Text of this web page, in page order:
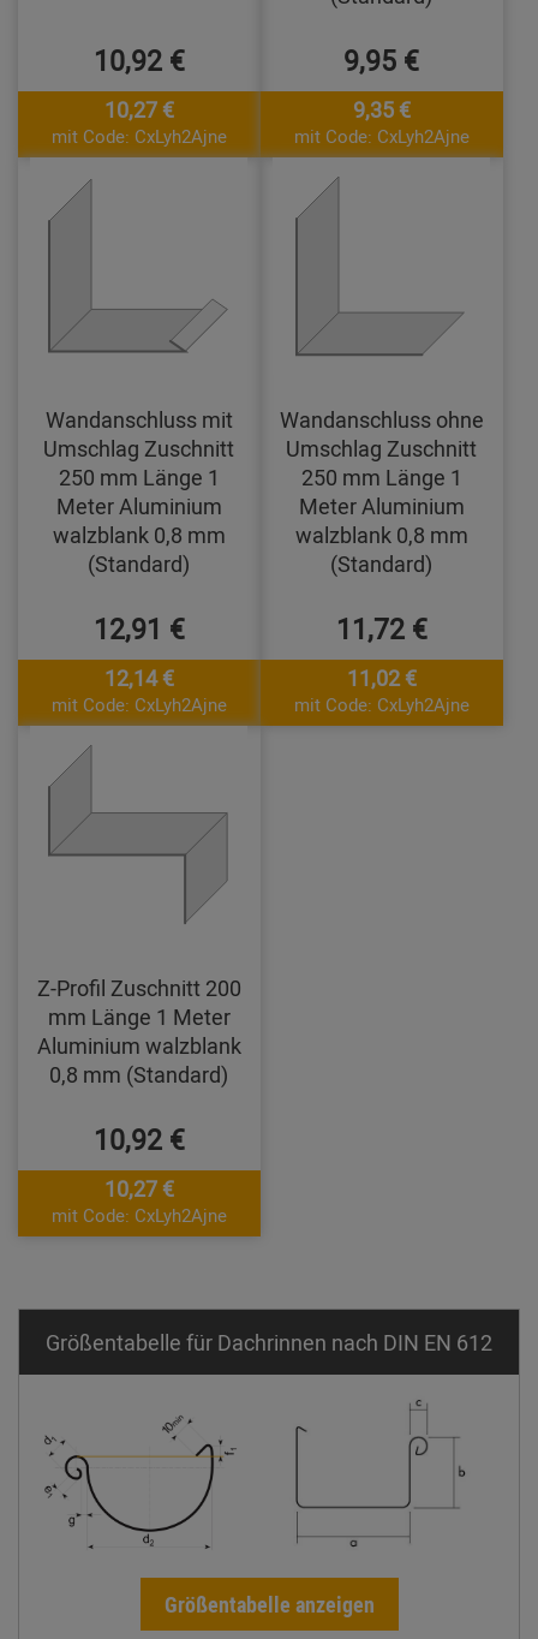
10,92 €
10,27 €
mit Code: CxLyh2Ajne
9,95 €
9,35 €
mit Code: CxLyh2Ajne
Wandanschluss mit
Umschlag Zuschnitt
250 mm Länge 1
Meter Aluminium
walzblank 0,8 mm
(Standard)
12,91 €
12,14 €
mit Code: CxLyh2Ajne
Wandanschluss ohne
Umschlag Zuschnitt
250 mm Länge 1
Meter Aluminium
walzblank 0,8 mm
(Standard)
11,72 €
11,02 €
mit Code: CxLyh2Ajne
Z-Profil Zuschnitt 200
mm Länge 1 Meter
Aluminium walzblank
0,8 mm (Standard)
10,92 €
10,27 €
mit Code: CxLyh2Ajne
Größentabelle für Dachrinnen nach DIN EN 612
Größentabelle anzeigen